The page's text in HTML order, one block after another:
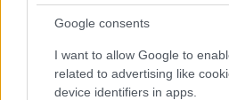
Google consents
I want to allow Google to
related to advertising like
device identifiers in apps.
Ακολουθήστε το Νewsit.gr στο
ενημερωθείτε πρώτοι για όλη την
τελευταία νέατης ημέρας